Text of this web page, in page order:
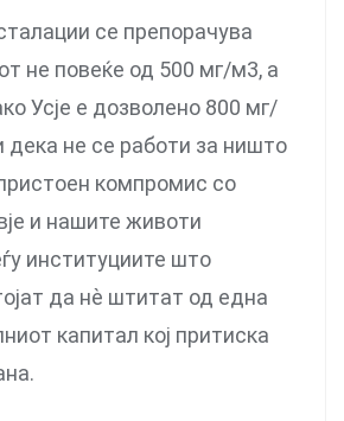
се препорачува
не повеќе од 500 мг/м3, а
Усје е дозволено 800 мг/
дека не се работи за ништо
компромис со
и нашите животи
институциите што
да нѐ штитат од една
капитал кој притиска